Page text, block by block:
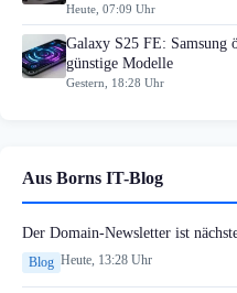
Heute, 07:09 Uhr
Galaxy S25 FE:
günstige Modelle
Gestern, 18:28 Uhr
Aus Borns IT-Blog
Der Domain-Newsletter ist
Blog Heute, 13:28 Uhr